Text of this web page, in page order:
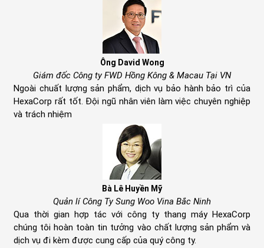
Ông David Wong
Giám đốc Công ty FWD Hồng Kông & Macau Tại VN
Ngoài chuất lượng sản phẩm, dịch vụ bảo hành bảo trì của
HexaCorp rất tốt. Đội ngũ nhân viên làm việc chuyên nghiệp
và trách nhiệm
Bà Lê Huyền Mỹ
Quản lí Công Ty Sung Woo Vina Bắc Ninh
Qua thời gian hợp tác với công ty thang máy HexaCorp
chúng tôi hoàn toàn tin tưởng vào chất lượng sản phẩm và
dịch vụ đi kèm được cung cấp của quý công ty.